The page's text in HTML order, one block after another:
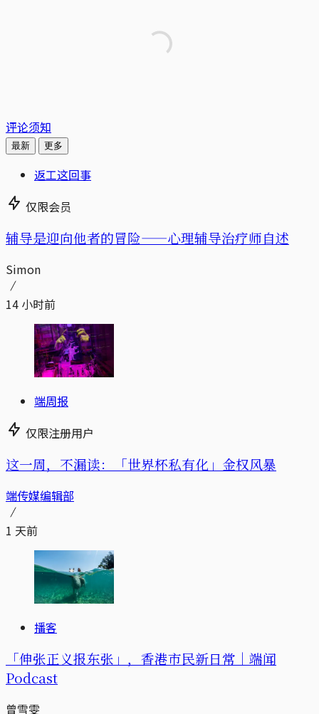
评论须知
最新 更多
返工这回事
仅限会员
辅导是迎向他者的冒险——心理辅导治疗师自述
Simon
14 小时前
端周报
仅限注册用户
这一周，不漏读：「世界杯私有化」金权风暴
端传媒编辑部
1 天前
播客
「伸张正义报东张」，香港市民新日常｜端闻
Podcast
曾雪雯